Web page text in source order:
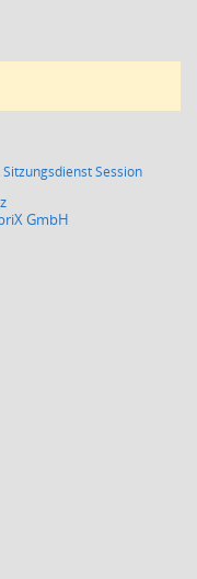
SitzungsdienstSession(Wird in
GmbH